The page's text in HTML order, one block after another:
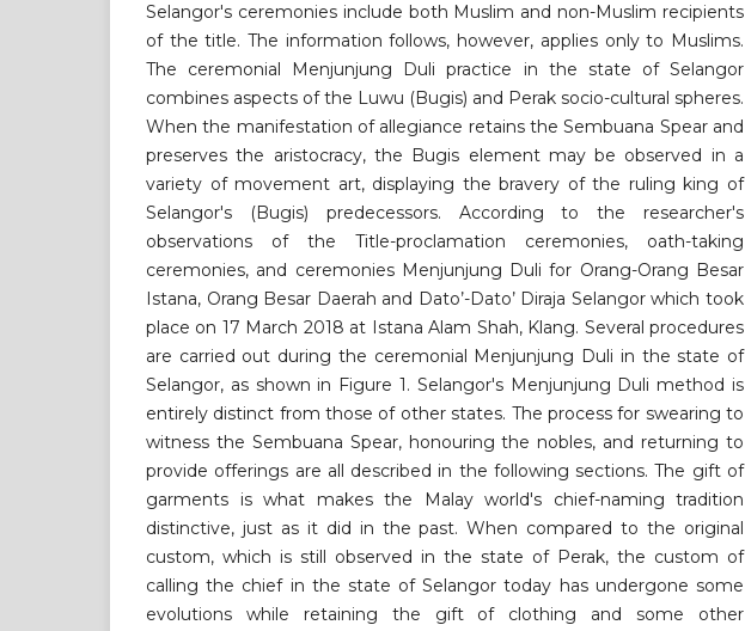
Selangor's ceremonies include both Muslim and non-Muslim recipients
of the title. The information follows, however, applies only to Muslims.
The ceremonial Menjunjung Duli practice in the state of Selangor
combines aspects of the Luwu (Bugis) and Perak socio-cultural spheres.
When the manifestation of allegiance retains the Sembuana Spear and
preserves the aristocracy, the Bugis element may be observed in a
variety of movement art, displaying the bravery of the ruling king of
Selangor's (Bugis) predecessors. According to the researcher's
observations of the Title-proclamation ceremonies, oath-taking
ceremonies, and ceremonies Menjunjung Duli for Orang-Orang Besar
Istana, Orang Besar Daerah and Dato’-Dato’ Diraja Selangor which took
place on 17 March 2018 at Istana Alam Shah, Klang. Several procedures
are carried out during the ceremonial Menjunjung Duli in the state of
Selangor, as shown in Figure 1. Selangor's Menjunjung Duli method is
entirely distinct from those of other states. The process for swearing to
witness the Sembuana Spear, honouring the nobles, and returning to
provide offerings are all described in the following sections. The gift of
garments is what makes the Malay world's chief-naming tradition
distinctive, just as it did in the past. When compared to the original
custom, which is still observed in the state of Perak, the custom of
calling the chief in the state of Selangor today has undergone some
evolutions while retaining the gift of clothing and some other